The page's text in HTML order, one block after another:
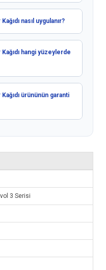
nasıl uygulanır?
hangi yüzeylerde
ürününün garanti
3 Serisi